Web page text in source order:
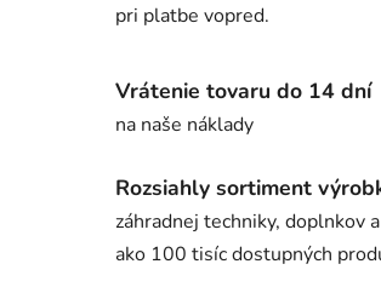
pri platbe vopred.
Vrátenie tovaru do 14 dní
na naše náklady
Rozsiahly sortiment
záhradnej techniky, doplnkov
ako 100 tisíc dostupných